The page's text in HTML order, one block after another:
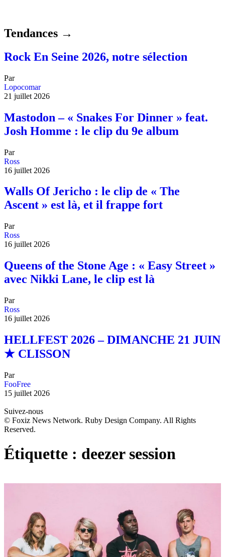
Tendances →
Rock En Seine 2026, notre sélection
Par
Lopocomar
21 juillet 2026
Mastodon – « Snakes For Dinner » feat.
Josh Homme : le clip du 9e album
Par
Ross
16 juillet 2026
Walls Of Jericho : le clip de « The
Ascent » est là, et il frappe fort
Par
Ross
16 juillet 2026
Queens of the Stone Age : « Easy Street »
avec Nikki Lane, le clip est là
Par
Ross
16 juillet 2026
HELLFEST 2026 – DIMANCHE 21 JUIN
★ CLISSON
Par
FooFree
15 juillet 2026
Suivez-nous
© Foxiz News Network. Ruby Design Company. All Rights
Reserved.
Étiquette : deezer session